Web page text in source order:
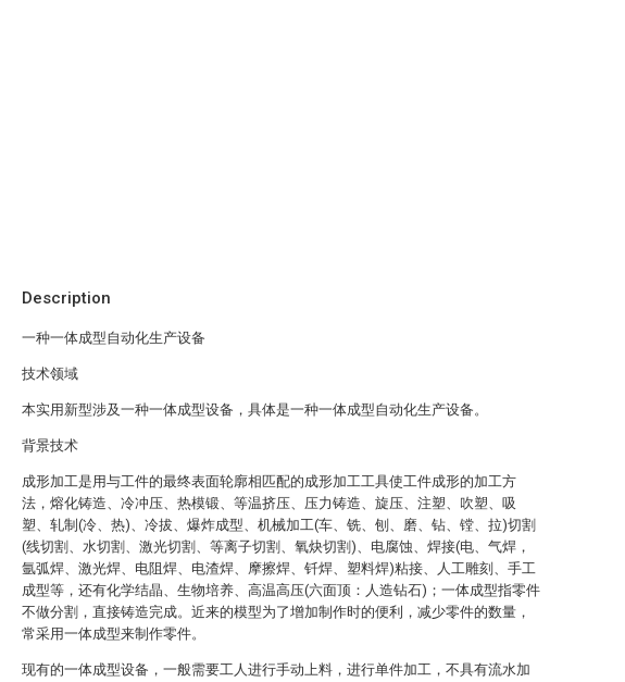
Description
一种一体成型自动化生产设备
技术领域
本实用新型涉及一种一体成型设备，具体是一种一体成型自动化生产设备。
背景技术
成形加工是用与工件的最终表面轮廓相匹配的成形加工工具使工件成形的加工方
法，熔化铸造、冷冲压、热模锻、等温挤压、压力铸造、旋压、注塑、吹塑、吸
塑、轧制(冷、热)、冷拔、爆炸成型、机械加工(车、铣、刨、磨、钻、镗、拉)切割
(线切割、水切割、激光切割、等离子切割、氧炔切割)、电腐蚀、焊接(电、气焊，
氩弧焊、激光焊、电阻焊、电渣焊、摩擦焊、钎焊、塑料焊)粘接、人工雕刻、手工
成型等，还有化学结晶、生物培养、高温高压(六面顶：人造钻石)；一体成型指零件
不做分割，直接铸造完成。近来的模型为了增加制作时的便利，减少零件的数量，
常采用一体成型来制作零件。
现有的一体成型设备，一般需要工人进行手动上料，进行单件加工，不具有流水加